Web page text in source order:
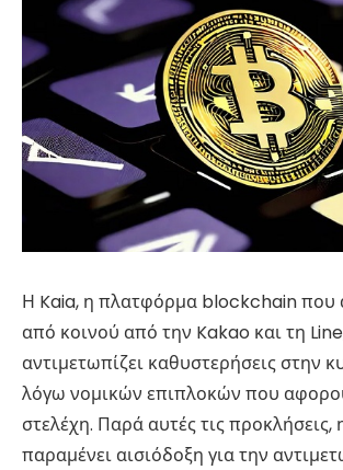
Η Kaia, η πλατφόρμα blockchain που
από κοινού από την Kakao και τη
αντιμετωπίζει καθυστερήσεις στην
λόγω νομικών επιπλοκών που
στελέχη. Παρά αυτές τις προκλήσεις,
παραμένει αισιόδοξη για την